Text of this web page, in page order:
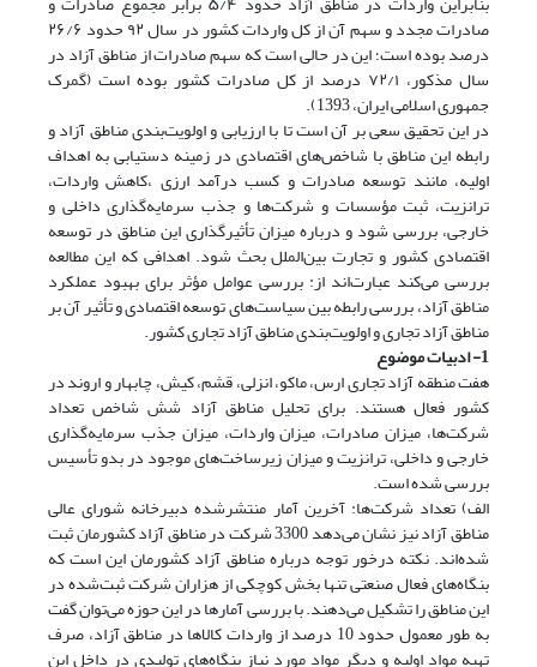
صادرات مجدد و سهم آن از کل واردات کشور در سال ۹۲ حدود ۲۶/۶
درصد بوده است؛ این در حالی است که سهم صادرات از مناطق آزاد در
سال مذکور، ۷۲/۱ درصد از کل صادرات کشور بوده است (گمرک
جمهوری اسلامی ایران، 1393).
در این تحقیق سعی بر آن است تا با ارزیابی و اولویت‌بندی مناطق آزاد و
رابطه این مناطق با شاخص‌های اقتصادی در زمینه دستیابی به اهداف
اولیه، مانند توسعه صادرات و کسب درآمد ارزی ،کاهش واردات،
ترانزیت، ثبت مؤسسات و شرکت‌ها و جذب سرمایه‌گذاری داخلی و
خارجی، بررسی شود و درباره میزان تأثیرگذاری این مناطق در توسعه
اقتصادی کشور و تجارت بین‌الملل بحث شود. اهدافی که این مطالعه
بررسی می‌کند عبارت‌اند از: بررسی عوامل مؤثر برای بهبود عملکرد
مناطق آزاد، بررسی رابطه بین سیاست‌های توسعه اقتصادی و تأثیر آن بر
مناطق آزاد تجاری و اولویت‌بندی مناطق آزاد تجاری کشور.
1- ادبیات موضوع
هفت منطقه آزاد تجاری ارس، ماکو، انزلی، قشم، کیش، چابهار و اروند در
کشور فعال هستند. برای تحلیل مناطق آزاد شش شاخص تعداد
شرکت‌ها، میزان صادرات، میزان واردات، میزان جذب سرمایه‌گذاری
خارجی و داخلی، ترانزیت و میزان زیرساخت‌های موجود در بدو تأسیس
بررسی شده است.
الف) تعداد شرکت‌ها: آخرین آمار منتشر‌شده دبیرخانه شورای عالی
مناطق آزاد نیز نشان می‌دهد 3300 شرکت در مناطق آزاد کشورمان ثبت
شده‌اند. نکته درخور توجه درباره مناطق آزاد کشورمان این است که
بنگاه‌های فعال صنعتی تنها بخش کوچکی از هزاران شرکت ثبت‌شده در
این مناطق را تشکیل می‌دهند. با بررسی آمارها در این حوزه می‌توان گفت
به طور معمول حدود 10 درصد از واردات کالاها در مناطق آزاد، صرف
تهیه مواد اولیه و دیگر مواد مورد نیاز بنگاه‌های تولیدی در داخل این